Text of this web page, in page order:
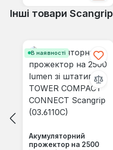
Інші товари Scangrip
В наявності
Акумуляторний
прожектор на 2500